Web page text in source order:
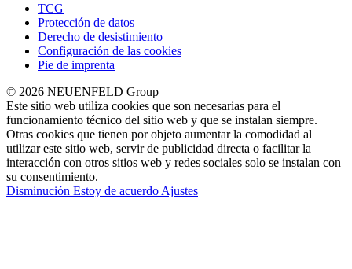
TCG
Protección de datos
Derecho de desistimiento
Configuración de las cookies
Pie de imprenta
© 2026 NEUENFELD Group
Este sitio web utiliza cookies que son necesarias para el
funcionamiento técnico del sitio web y que se instalan siempre.
Otras cookies que tienen por objeto aumentar la comodidad al
utilizar este sitio web, servir de publicidad directa o facilitar la
interacción con otros sitios web y redes sociales solo se instalan con
su consentimiento.
Disminución Estoy de acuerdo Ajustes